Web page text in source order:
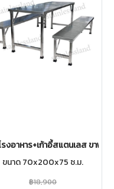
รงอาหาร+เก้าอี้สแตนเลส ขาพับ
ขนาด 70x200x75 ซ.ม.
฿18,900